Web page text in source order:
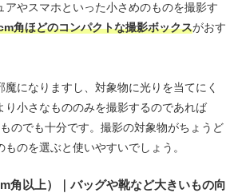
アやスマホといった小さめのものを撮影す
角ほどのコンパクトな撮影ボックスがおす
になりますし、対象物に光りを当てにく
り小さなもののみを撮影するのであれば
のでも十分です。撮影の対象物がちょうど
のを選ぶと使いやすいでしょう。
角以上）｜バッグや靴など大きいもの向